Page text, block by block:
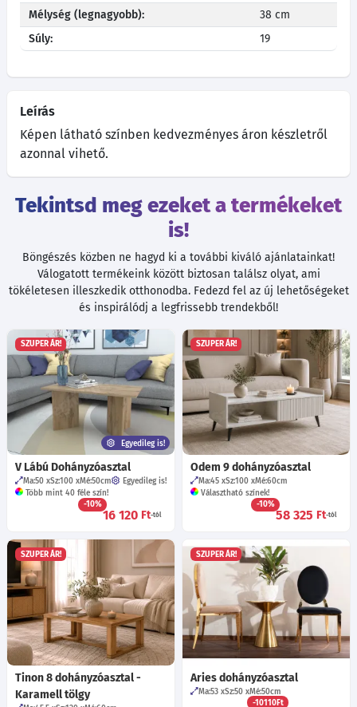
Mélység (legnagyobb):
38 cm
Súly:
19
Leírás
Képen látható színben kedvezményes áron készletről
azonnal vihető.
Tekintsd meg ezeket a termékeket
is!
Böngészés közben ne hagyd ki a további kiváló ajánlatainkat!
Válogatott termékeink között biztosan találsz olyat, ami
tökéletesen illeszkedik otthonodba. Fedezd fel az új lehetőségeket
és inspirálódj a legfrissebb trendekből!
SZUPER ÁR!
Egyedileg is!
V Lábú Dohányzóasztal
Ma:50 Sz:100 Mé:50cm
Egyedileg is!
Több mint 40 féle szín!
-10%
16 120 Ft-tól
SZUPER ÁR!
Odem 9 dohányzóasztal
Ma:45 Sz:100 Mé:60cm
Választható színek!
-10%
58 325 Ft-tól
SZUPER ÁR!
Tinon 8 dohányzóasztal -
Karamell tölgy
SZUPER ÁR!
Aries dohányzóasztal
Ma:53 Sz:50 Mé:50cm
-10110Ft